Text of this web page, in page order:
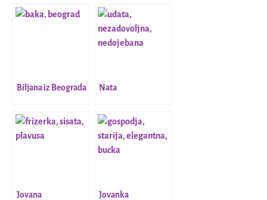
Biljana iz Beograda Nata
Jovana Jovanka